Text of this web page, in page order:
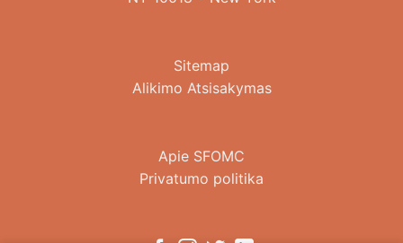
Sitemap
Alikimo Atsisakymas
Apie SFOMC
Privatumo politika